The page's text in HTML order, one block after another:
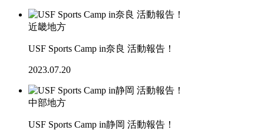
近畿地方
USF Sports Camp in奈良 活動報告！
2023.07.20
中部地方
USF Sports Camp in静岡 活動報告！